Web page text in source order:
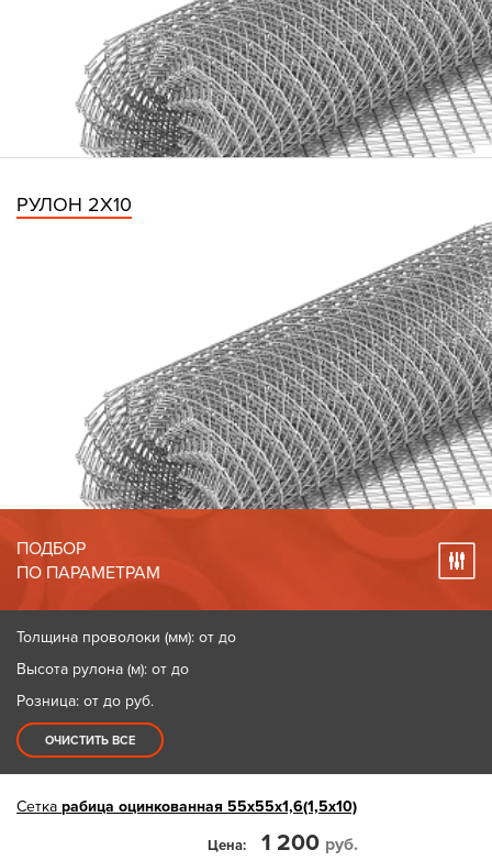
РУЛОН 2Х10
ПОДБОР
ПО ПАРАМЕТРАМ
Толщина проволоки (мм): от до
Высота рулона (м): от до
Розница: от до руб.
ОЧИСТИТЬ ВСЕ
Сетка рабица оцинкованная 55х55х1,6(1,5х10)
Цена 1 200 руб.